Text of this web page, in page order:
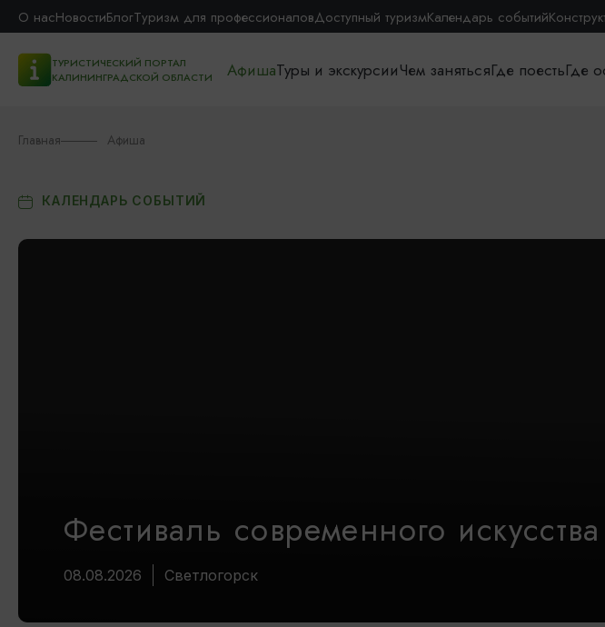
О насНовостиБлогТуризм для профессионаловДоступный туризмКалендарь событий
ТУРИСТИЧЕСКИЙ ПОРТАЛ
КАЛИНИНГРАДСКОЙ ОБЛАСТИ
АфишаТуры и экскурсииЧем занятьсяГде поестьГде
Главная Афиша
КАЛЕНДАРЬ СОБЫТИЙ
Фестиваль современного
08.08.2026 Светлогорск